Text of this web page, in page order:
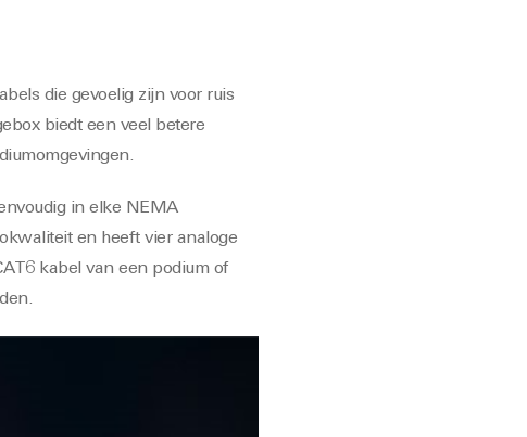
die gevoelig zijn voor ruis
biedt een veel betere
in elke NEMA
en heeft vier analoge
kabel van een podium of